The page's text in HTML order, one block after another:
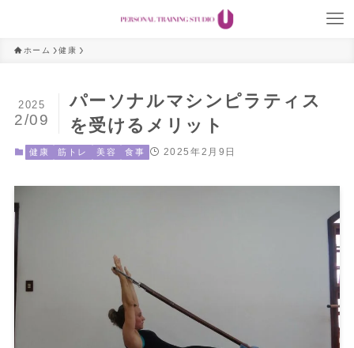
ホーム 健康
パーソナルマシンピラティス
を受けるメリット
2025
2/09
健康 筋トレ 美容 食事 2025年2月9日